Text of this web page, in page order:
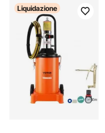
Liquidazione